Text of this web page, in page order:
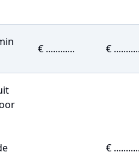
€ ............ €
€